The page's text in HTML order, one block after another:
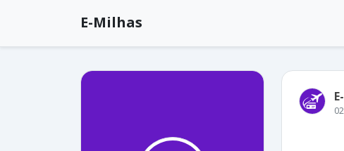
E-Milhas